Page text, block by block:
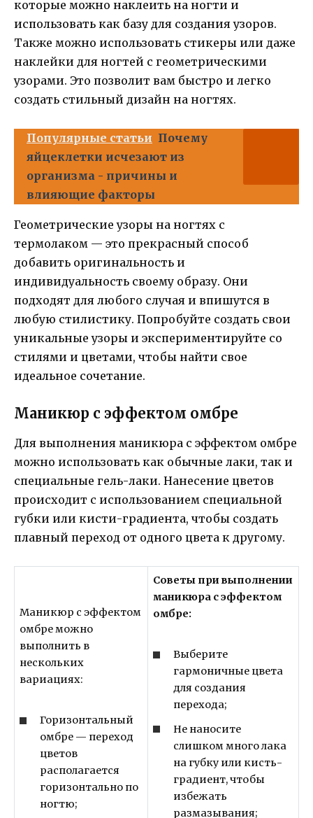
которые можно наклеить на ногти и
использовать как базу для создания узоров.
Также можно использовать стикеры или даже
наклейки для ногтей с геометрическими
узорами. Это позволит вам быстро и легко
создать стильный дизайн на ногтях.
Популярные статьи Почему
яйцеклетки исчезают из
организма - причины и
влияющие факторы
Геометрические узоры на ногтях с
термолаком — это прекрасный способ
добавить оригинальность и
индивидуальность своему образу. Они
подходят для любого случая и впишутся в
любую стилистику. Попробуйте создать свои
уникальные узоры и экспериментируйте со
стилями и цветами, чтобы найти свое
идеальное сочетание.
Маникюр с эффектом омбре
Для выполнения маникюра с эффектом омбре
можно использовать как обычные лаки, так и
специальные гель-лаки. Нанесение цветов
происходит с использованием специальной
губки или кисти-градиента, чтобы создать
плавный переход от одного цвета к другому.
Маникюр с эффектом
омбре можно
выполнить в
нескольких
вариациях:
Горизонтальный
омбре — переход
цветов
располагается
горизонтально по
ногтю;
Советы при выполнении
маникюра с эффектом
омбре:
Выберите
гармоничные цвета
для создания
перехода;
Не наносите
слишком много лака
на губку или кисть-
градиент, чтобы
избежать
размазывания;